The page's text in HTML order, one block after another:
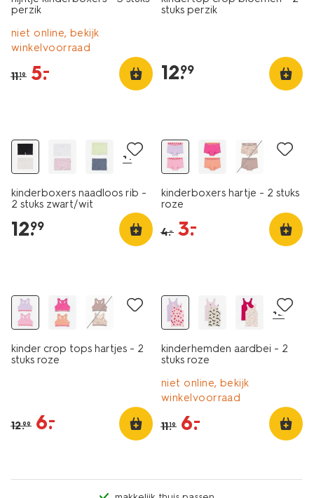
perzik
niet online, bekijk
winkelvoorraad
11.19 5.
–
stuks perzik
12.
99
+1
kinderboxers naadloos rib -
2 stuks zwart/wit
12.
99
kinderboxers hartje - 2 stuks
roze
4.– 3.
–
kinder crop tops hartjes - 2
stuks roze
12.99 6.
–
+2
kinderhemden aardbei - 2
stuks roze
niet online, bekijk
winkelvoorraad
11.19 6.
–